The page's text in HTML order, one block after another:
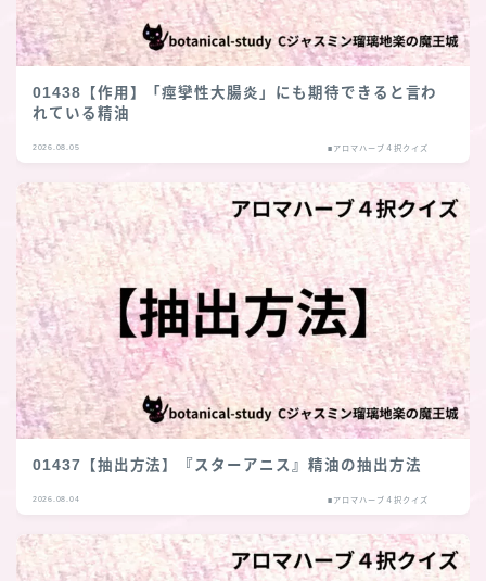
01438【作用】「痙攣性大腸炎」にも期待できると言わ
れている精油
2026.08.05 ■アロマハーブ４択クイズ
01437【抽出方法】『スターアニス』精油の抽出方法
2026.08.04 ■アロマハーブ４択クイズ